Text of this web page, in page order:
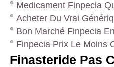
Medicament Finpecia
Acheter Du Vrai
Bon Marché Finpecia
Finpecia Prix Le Moins
Finasteride Pas